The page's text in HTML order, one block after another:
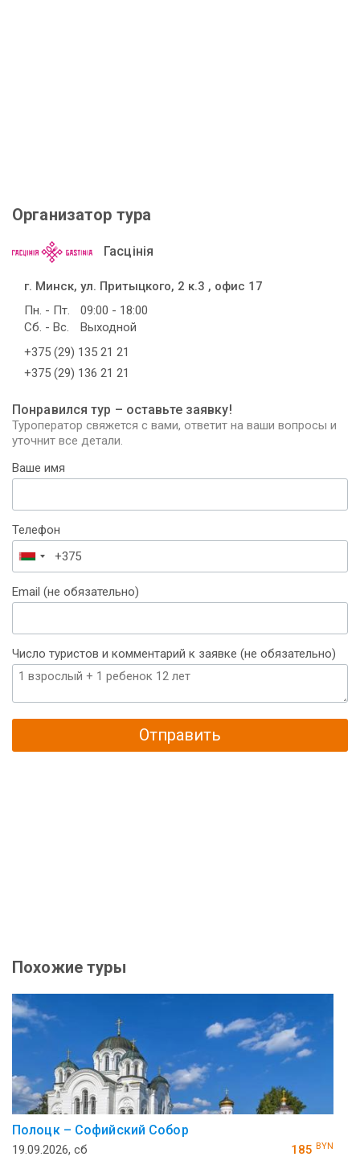
Организатор тура
Гасцінія
г. Минск, ул. Притыцкого, 2 к.3 , офис 17
Пн. - Пт.
09:00 - 18:00
Сб. - Вс.
Выходной
+375 (29) 135 21 21
+375 (29) 136 21 21
Понравился тур – оставьте заявку!
Туроператор свяжется с вами, ответит на ваши вопросы и
уточнит все детали.
Ваше имя
Телефон
Беларусь
+375
Email (не обязательно)
Число туристов и комментарий к заявке (не обязательно)
Отправить
Похожие туры
Полоцк – Софийский Собор
19.09.2026, сб 185 BYN